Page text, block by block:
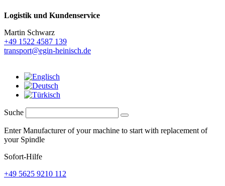
Logistik und Kundenservice
Martin Schwarz
+49 1522 4587 139
transport@egin-heinisch.de
Suche
Enter Manufacturer of your machine to start with replacement of
your Spindle
Sofort-Hilfe
+49 5625 9210 112